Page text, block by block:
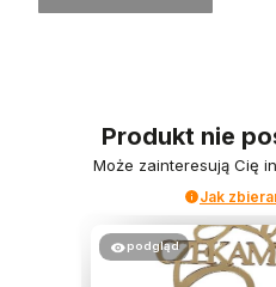
Produkt nie
Może zainteresują Cię
Jak
podgląd